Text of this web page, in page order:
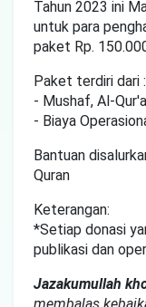
Tahun 2023 ini
untuk para
paket Rp.
Paket terdiri dari :
- Mushaf, Al-
- Biaya
Bantuan
Quran
Keterangan:
*Setiap donasi
publikasi dan
Jazakumullah